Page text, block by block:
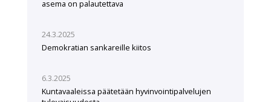
asema on palautettava
24.3.2025
Demokratian sankareille kiitos
6.3.2025
Kuntavaaleissa päätetään hyvinvointipalvelujen